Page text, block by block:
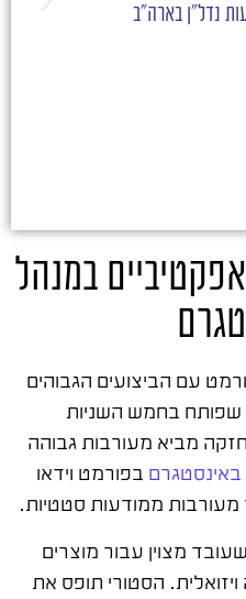
נדל"ן בארה"ב
במנהל
עם הביצועים הגבוהים
של 15-30 שניות שפותח בחמש השניות
מביא מעורבות גבוהה
בפורמט וידאו
מצוין עבור מוצרים
הסטורי תופס את